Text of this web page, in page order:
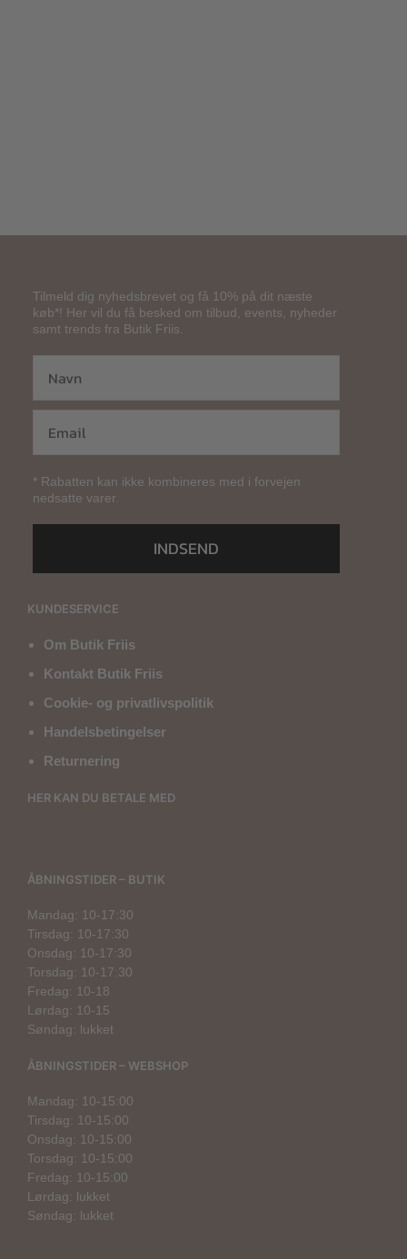
Tilmeld dig nyhedsbrevet og få 10% på dit næste
køb*! Her vil du få besked om tilbud, events, nyheder
samt trends fra Butik Friis.
* Rabatten kan ikke kombineres med i forvejen
nedsatte varer.
INDSEND
KUNDESERVICE
Om Butik Friis
Kontakt Butik Friis
Cookie- og privatlivspolitik
Handelsbetingelser
Returnering
HER KAN DU BETALE MED
ÅBNINGSTIDER – BUTIK
Mandag: 10-17:30
Tirsdag: 10-17:30
Onsdag: 10-17:30
Torsdag: 10-17:30
Fredag: 10-18
Lørdag: 10-15
Søndag: lukket
ÅBNINGSTIDER – WEBSHOP
Mandag: 10-15:00
Tirsdag: 10-15:00
Onsdag: 10-15:00
Torsdag: 10-15:00
Fredag: 10-15:00
Lørdag: lukket
Søndag: lukket